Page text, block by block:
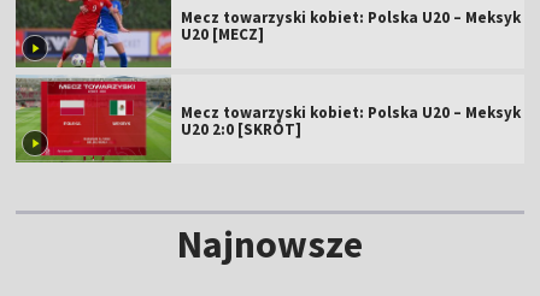
Mecz towarzyski kobiet: Polska U20 – Meksyk
U20 [MECZ]
Mecz towarzyski kobiet: Polska U20 – Meksyk
U20 2:0 [SKRÓT]
Najnowsze